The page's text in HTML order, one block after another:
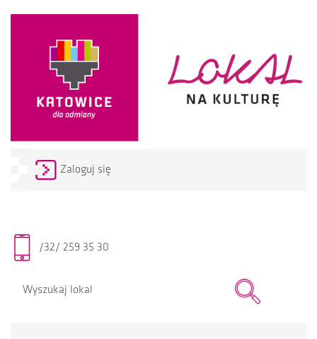
Zaloguj się
/32/ 259 35 30